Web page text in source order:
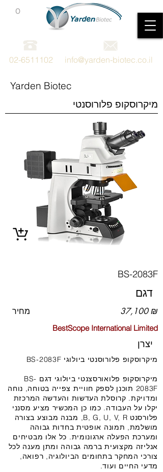
02-6511102 info@yarden-biotec.co.il
0
Yarden Biotec
מיקרוסקופ פלורוסנטי
BS-2083F
דגם
מחיר 37,100 ₪
BestScope International Limited
יצרן
מיקרוסקופ פלורוסנטי ביולוגי BS-2083F
מיקרוסקופ פלואורסצנטי ביולוגי דגם BS-
2083F תוכנן לספק חוויית צפייה בטוחה, נוחה
ומדויקת. קרוסלת העדשות והעדשה המרכזת
יקלו על העבודה. כמו כן המכשיר מציע מסנני
פלורסנט B, G, U, V, R, מבנה מבוצע בצורה
מושלמת, תמונה אופטית בחדות גבוהה
ומערכת הפעלה ארגונומית. כל אלו מבטיחים
אנליזה מקצועית ברמה גבוהה ומתן מענה לכל
צורכי המחקר בתחומים הביולוגיה, רפואה,
מדעי החיים ועוד.